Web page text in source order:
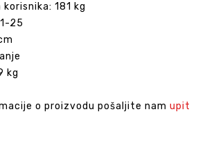
181 kg
25
kg
o proizvodu pošaljite nam upit